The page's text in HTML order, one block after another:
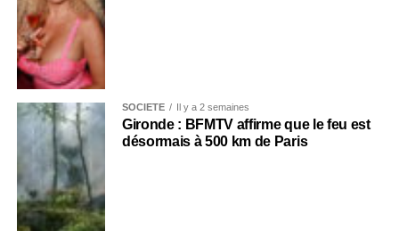
SOCIÉTÉ Il y a 2 semaines
Gironde : BFMTV affirme que le feu est
désormais à 500 km de Paris